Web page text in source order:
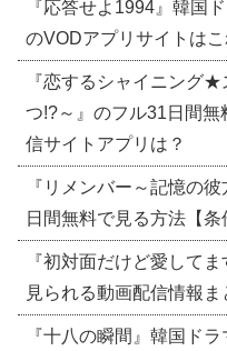
『応答せよ1994』韓国
のVODアプリサイトはこ
『恋するシャイニング★
つ!?～』のフル31日間
信サイトアプリは？
『リメンバー～記憶の
日間無料で見る方法【条
『初対面だけど愛して
見られる動画配信情報ま
『十八の瞬間』韓国ド